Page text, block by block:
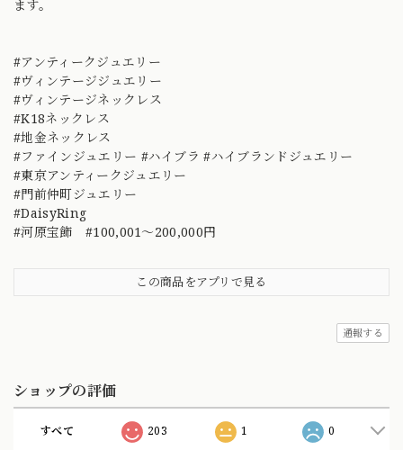
ます。
#アンティークジュエリー
#ヴィンテージジュエリー
#ヴィンテージネックレス
#K18ネックレス
#地金ネックレス
#ファインジュエリー #ハイブラ #ハイブランドジュエリー
#東京アンティークジュエリー
#門前仲町ジュエリー
#DaisyRing
#河原宝飾 #100,001～200,000円
この商品をアプリで見る
通報する
ショップの評価
すべて 203 1 0